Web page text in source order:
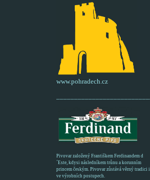
www.pohradech.cz
Pivovar založený Františkem Ferdinandem d
´Este, kdysi následníkem trůnu a korunním
princem českým. Pivovar zůstává věrný tradici i
ve výrobních postupech.